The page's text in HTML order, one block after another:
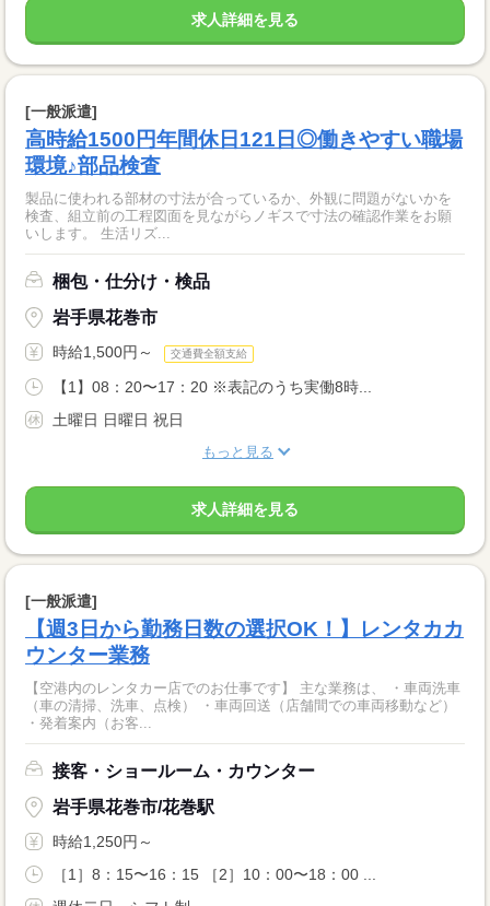
求人詳細を見る
[一般派遣]
高時給1500円年間休日121日◎働きやすい職場
環境♪部品検査
製品に使われる部材の寸法が合っているか、外観に問題がないかを
検査、組立前の工程図面を見ながらノギスで寸法の確認作業をお願
いします。 生活リズ...
梱包・仕分け・検品
岩手県花巻市
時給1,500円～ 交通費全額支給
【1】08：20〜17：20 ※表記のうち実働8時...
土曜日 日曜日 祝日
もっと見る
求人詳細を見る
[一般派遣]
【週3日から勤務日数の選択OK！】レンタカカ
ウンター業務
【空港内のレンタカー店でのお仕事です】 主な業務は、 ・車両洗車
（車の清掃、洗車、点検） ・車両回送（店舗間での車両移動など）
・発着案内（お客...
接客・ショールーム・カウンター
岩手県花巻市/花巻駅
時給1,250円～
［1］8：15〜16：15 ［2］10：00〜18：00 ...